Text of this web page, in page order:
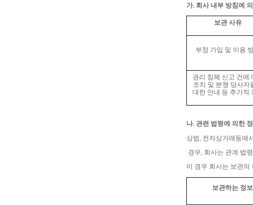
가. 회사 내부 방침에
보관 사유
부정 가입 및 이용
권리 침해 신고 건에
조치 및 분쟁 당사자
대한 안내 등 추가적
나. 관련 법령에 의한
상법 전자상거래등에
경우, 회사는 관계 법
이 경우 회사는 보관
보관하는 정보